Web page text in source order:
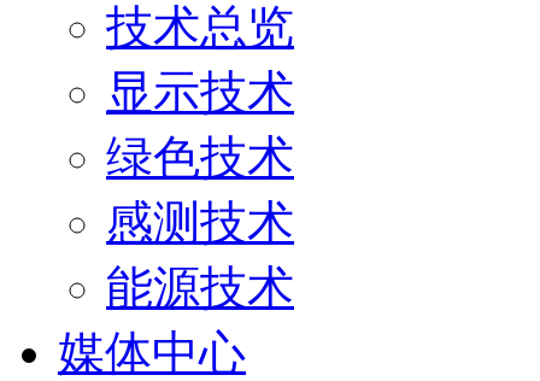
技术总览
显示技术
绿色技术
感测技术
能源技术
媒体中心